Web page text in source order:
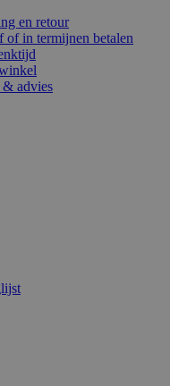
en retour
of in termijnen betalen
advies